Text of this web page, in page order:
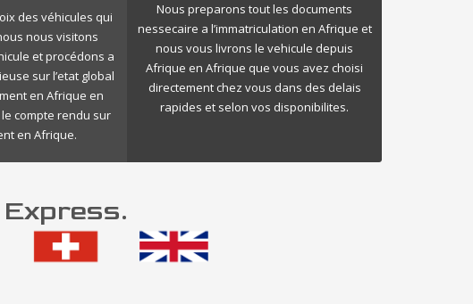
des véhicules qui
nous visitons
et procédons a
sur l’etat global
en Afrique en
compte rendu sur
en Afrique.
Nous preparons tout les documents
nessecaire a l’immatriculation en Afrique et
nous vous livrons le vehicule depuis
Afrique en Afrique que vous avez choisi
directement chez vous dans des delais
rapides et selon vos disponibilites.